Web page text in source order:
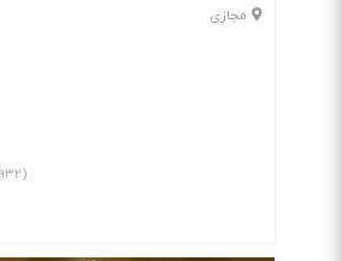
مجازی
(۸۱۹۳۲)